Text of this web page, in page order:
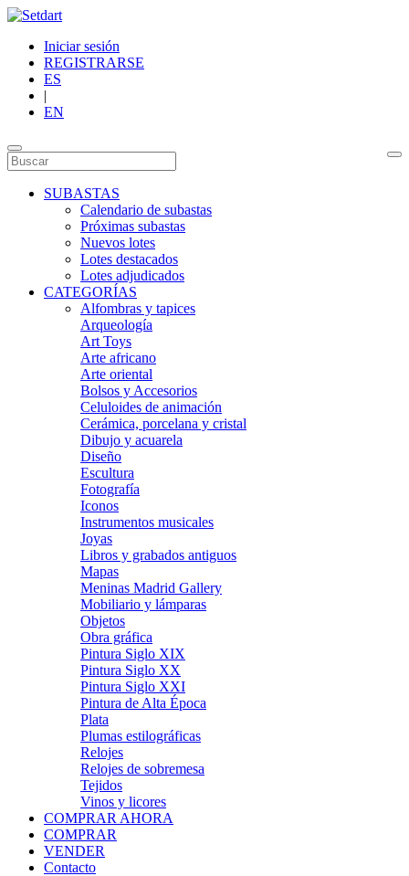
Iniciar sesión
REGISTRARSE
ES
|
EN
SUBASTAS
Calendario de subastas
Próximas subastas
Nuevos lotes
Lotes destacados
Lotes adjudicados
CATEGORÍAS
Alfombras y tapices
Arqueología
Art Toys
Arte africano
Arte oriental
Bolsos y Accesorios
Celuloides de animación
Cerámica, porcelana y cristal
Dibujo y acuarela
Diseño
Escultura
Fotografía
Iconos
Instrumentos musicales
Joyas
Libros y grabados antiguos
Mapas
Meninas Madrid Gallery
Mobiliario y lámparas
Objetos
Obra gráfica
Pintura Siglo XIX
Pintura Siglo XX
Pintura Siglo XXI
Pintura de Alta Época
Plata
Plumas estilográficas
Relojes
Relojes de sobremesa
Tejidos
Vinos y licores
COMPRAR AHORA
COMPRAR
VENDER
Contacto